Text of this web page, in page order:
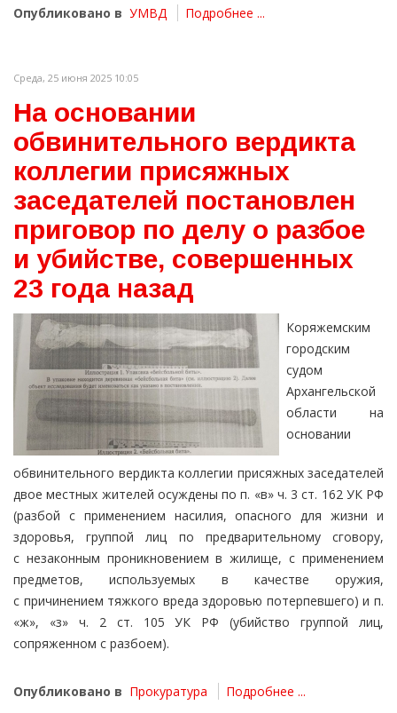
Опубликовано в УМВД Подробнее ...
Среда, 25 июня 2025 10:05
На основании
обвинительного вердикта
коллегии присяжных
заседателей постановлен
приговор по делу о разбое
и убийстве, совершенных
23 года назад
Коряжемским
городским
судом
Архангельской
области на
основании
обвинительного вердикта коллегии присяжных заседателей
двое местных жителей осуждены по п. «в» ч. 3 ст. 162 УК РФ
(разбой с применением насилия, опасного для жизни и
здоровья, группой лиц по предварительному сговору,
с незаконным проникновением в жилище, с применением
предметов, используемых в качестве оружия,
с причинением тяжкого вреда здоровью потерпевшего) и п.
«ж», «з» ч. 2 ст. 105 УК РФ (убийство группой лиц,
сопряженном с разбоем).
Опубликовано в Прокуратура Подробнее ...